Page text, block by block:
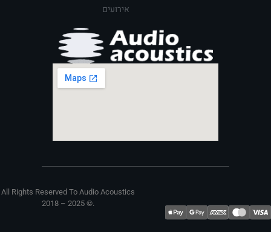
אירועים
All Rights Reserved To Audio Acoustics
2018 – 2025 ©. ​